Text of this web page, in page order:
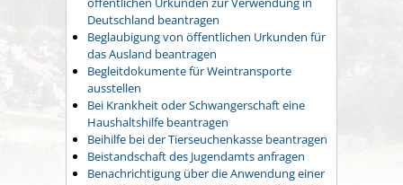
Deutschland beantragen
Beglaubigung von öffentlichen Urkunden für
das Ausland beantragen
Begleitdokumente für Weintransporte
ausstellen
Bei Krankheit oder Schwangerschaft eine
Haushaltshilfe beantragen
Beihilfe bei der Tierseuchenkasse beantragen
Beistandschaft des Jugendamts anfragen
Benachrichtigung über die Anwendung einer